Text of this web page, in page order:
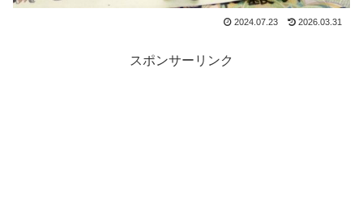
2024.07.23 2026.03.31
スポンサーリンク